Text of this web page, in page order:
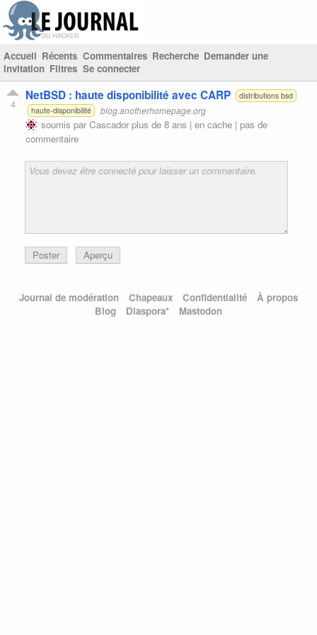
Accueil Récents Commentaires Recherche Demander une
invitation Filtres Se connecter
4
NetBSD : haute disponibilité avec CARP
distributions bsd
haute-disponibilité
blog.anotherhomepage.org
soumis parCascadorplus de 8 ans | en cache | pas de
commentaire
Poster Aperçu
Journal de modération Chapeaux Confidentialité
À propos
Blog
Diaspora* Mastodon